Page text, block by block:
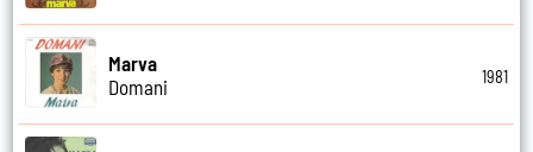
Marva
Domani
1981